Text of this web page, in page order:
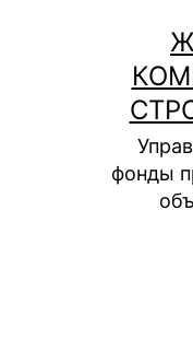
содержимому
фонды